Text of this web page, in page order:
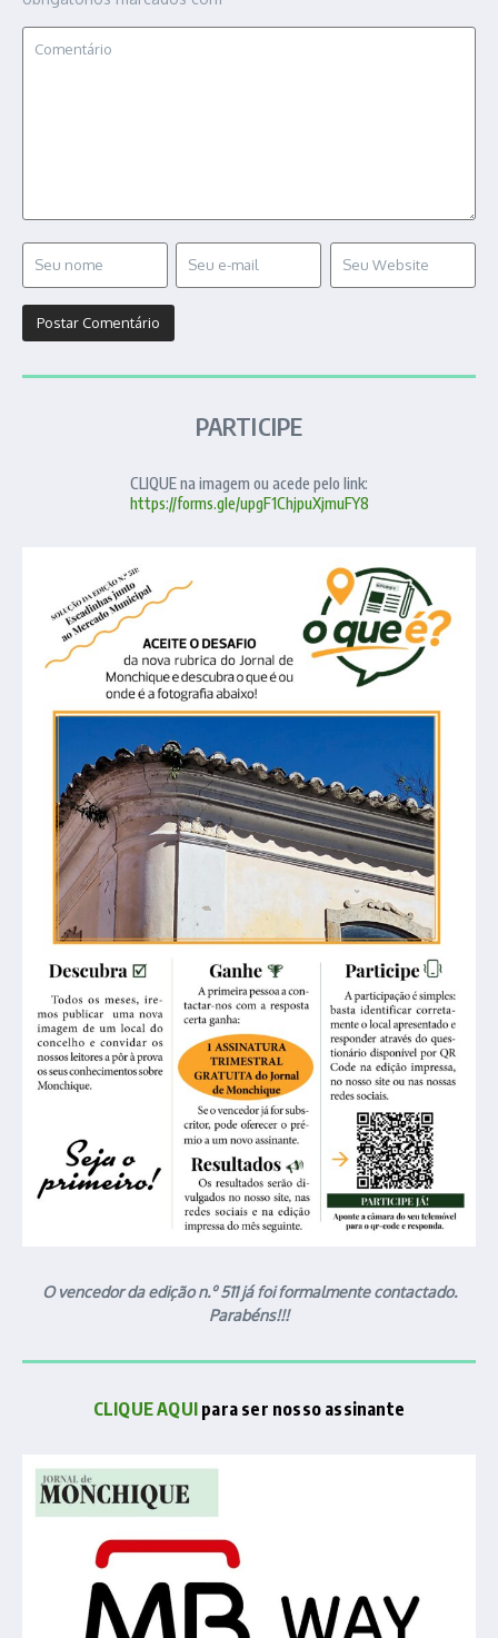
PARTICIPE
CLIQUE na imagem ou acede pelo link:
https://forms.gle/upgF1ChjpuXjmuFY8
O vencedor da edição n.º 511 já foi formalmente contactado.
Parabéns!!!
CLIQUE AQUI para ser nosso assinante